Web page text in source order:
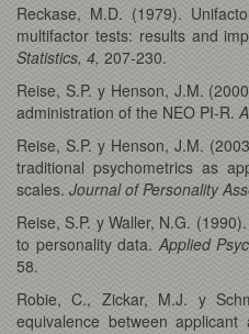
Reckase, M.D. (1979).
multifactor tests: results and
Statistics, 4, 207-230.
Reise, S.P. y Henson, J.M.
administration of the NEO PI-R.
Reise, S.P. y Henson, J.M.
traditional psychometrics as
scales. Journal of Personality
Reise, S.P. y Waller, N.G.
to personality data. Applied
58.
Robie, C., Zickar, M.J. y
equivalence between